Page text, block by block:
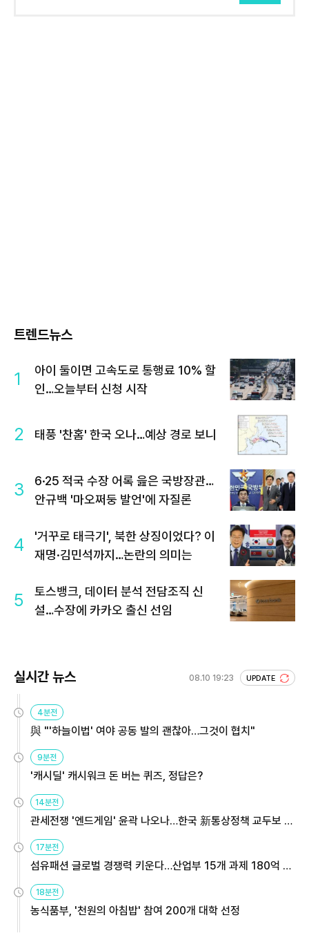
트렌드뉴스
1
아이 둘이면 고속도로 통행료 10% 할
인…오늘부터 신청 시작
2 태풍 '찬홈' 한국 오나…예상 경로 보니
3
6·25 적국 수장 어록 읊은 국방장관…
안규백 '마오쩌둥 발언'에 자질론
4
'거꾸로 태극기', 북한 상징이었다? 이
재명·김민석까지…논란의 의미는
5
토스뱅크, 데이터 분석 전담조직 신
설…수장에 카카오 출신 선임
실시간 뉴스 08.10 19:23 UPDATE
4분전
與 "'하늘이법' 여야 공동 발의 괜찮아…그것이 협치"
9분전
'캐시딜' 캐시워크 돈 버는 퀴즈, 정답은?
14분전
관세전쟁 '엔드게임' 윤곽 나오나…한국 新통상정책 교두보 활
17분전
섬유패션 글로벌 경쟁력 키운다…산업부 15개 과제 180억 지
18분전
농식품부, '천원의 아침밥' 참여 200개 대학 선정